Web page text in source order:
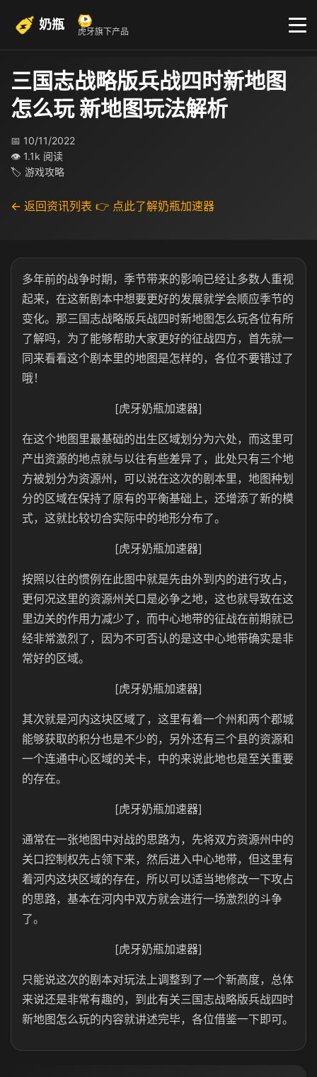
奶瓶 虎牙旗下产品
三国志战略版兵战四时新地图
怎么玩 新地图玩法解析
📅 10/11/2022
👁 1.1k 阅读
🏷 游戏攻略
← 返回资讯列表 👉 点此了解奶瓶加速器
多年前的战争时期，季节带来的影响已经让多数人重视
起来，在这新剧本中想要更好的发展就学会顺应季节的
变化。那三国志战略版兵战四时新地图怎么玩各位有所
了解吗，为了能够帮助大家更好的征战四方，首先就一
同来看看这个剧本里的地图是怎样的，各位不要错过了
哦！
[虎牙奶瓶加速器]
在这个地图里最基础的出生区域划分为六处，而这里可
产出资源的地点就与以往有些差异了，此处只有三个地
方被划分为资源州，可以说在这次的剧本里，地图种划
分的区域在保持了原有的平衡基础上，还增添了新的模
式，这就比较切合实际中的地形分布了。
[虎牙奶瓶加速器]
按照以往的惯例在此图中就是先由外到内的进行攻占，
更何况这里的资源州关口是必争之地，这也就导致在这
里边关的作用力减少了，而中心地带的征战在前期就已
经非常激烈了，因为不可否认的是这中心地带确实是非
常好的区域。
[虎牙奶瓶加速器]
其次就是河内这块区域了，这里有着一个州和两个郡城
能够获取的积分也是不少的，另外还有三个县的资源和
一个连通中心区域的关卡，中的来说此地也是至关重要
的存在。
[虎牙奶瓶加速器]
通常在一张地图中对战的思路为，先将双方资源州中的
关口控制权先占领下来，然后进入中心地带，但这里有
着河内这块区域的存在，所以可以适当地修改一下攻占
的思路，基本在河内中双方就会进行一场激烈的斗争
了。
[虎牙奶瓶加速器]
只能说这次的剧本对玩法上调整到了一个新高度，总体
来说还是非常有趣的，到此有关三国志战略版兵战四时
新地图怎么玩的内容就讲述完毕，各位借鉴一下即可。